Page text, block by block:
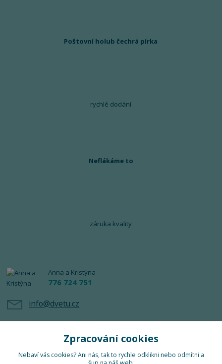
Poštovní holub čechrá pírka
rychlé dodání
Neflákáme to
záruka kvality
Anna a Kristýna
776 724 751
info@dvetu.cz
Zpracování cookies
Nebaví vás cookies? Ani nás, tak to rychle odklikni nebo odmítni a